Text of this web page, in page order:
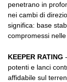
penetrano in
nei cambi di
significa: base
compromessi nelle
KEEPER RATING
potenti e lanci
affidabile sul